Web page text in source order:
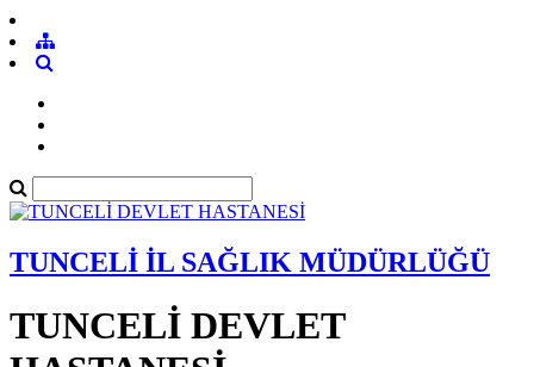
TUNCELİ İL SAĞLIK MÜDÜRLÜĞÜ
TUNCELİ DEVLET